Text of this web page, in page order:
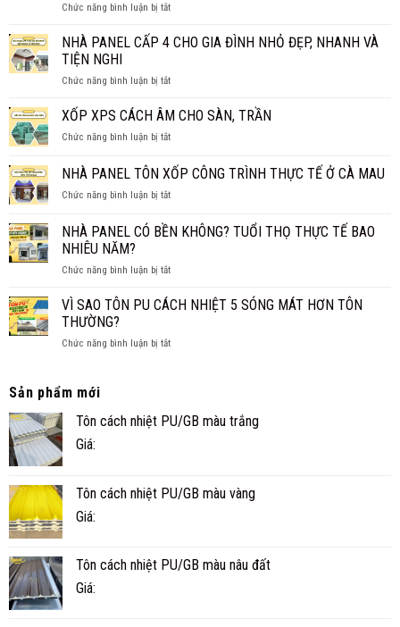
GIÁ
TIẾT
TIỀN
BÁO
NHẤT
Chức năng bình luận bị tắtở
NÊN
PANEL
NHIỆT
TRẦN
THỐNG?
NHÀ PANEL CẤP 4 CHO GIA ĐÌNH NHỎ ĐẸP, NHANH VÀ
TIỆN NGHI
Chức năng bình luận bị tắtở
PANEL
4
GIA
NHỎ
NHANH
NGHI
XỐP XPS CÁCH ÂM CHO SÀN, TRẦN
Chức năng bình luận bị tắtở
XPS
CÁCH
ÂM
SÀN,
NHÀ PANEL TÔN XỐP CÔNG TRÌNH THỰC TẾ Ở CÀ MAU
Chức năng bình luận bị tắtở
PANEL
TÔN
CÔNG
THỰC
CÀ
NHÀ PANEL CÓ BỀN KHÔNG? TUỔI THỌ THỰC TẾ BAO
NHIÊU NĂM?
Chức năng bình luận bị tắtở
PANEL
KHÔNG?
BAO
VÌ SAO TÔN PU CÁCH NHIỆT 5 SÓNG MÁT HƠN TÔN
THƯỜNG?
Chức năng bình luận bị tắtở
CÁCH
HƠN
Sản phẩm mới
Tôn cách nhiệt PU/GB màu trắng
Giá:
Tôn cách nhiệt PU/GB màu vàng
Giá:
Tôn cách nhiệt PU/GB màu nâu đất
Giá: